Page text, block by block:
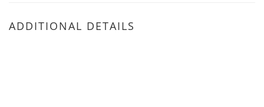
ADDITIONAL DETAILS